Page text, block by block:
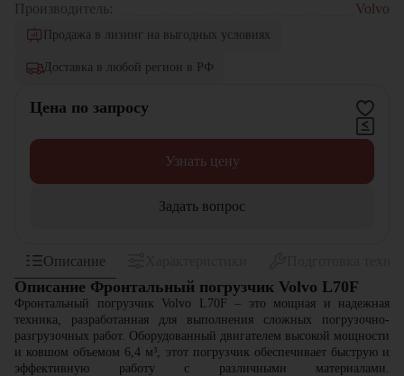
Производитель:
Volvo
Продажа в лизинг на выгодных условиях
Доставка в любой регион в РФ
Цена по запросу
Узнать цену
Задать вопрос
Описание
Описание Фронтальный погрузчик Volvo L70F
Фронтальный погрузчик Volvo L70F – это мощная и надежная
техника, разработанная для выполнения сложных погрузочно-
разгрузочных работ. Оборудованный двигателем высокой мощности
и ковшом объемом 6,4 м³, этот погрузчик обеспечивает быструю и
эффективную работу с различными материалами.